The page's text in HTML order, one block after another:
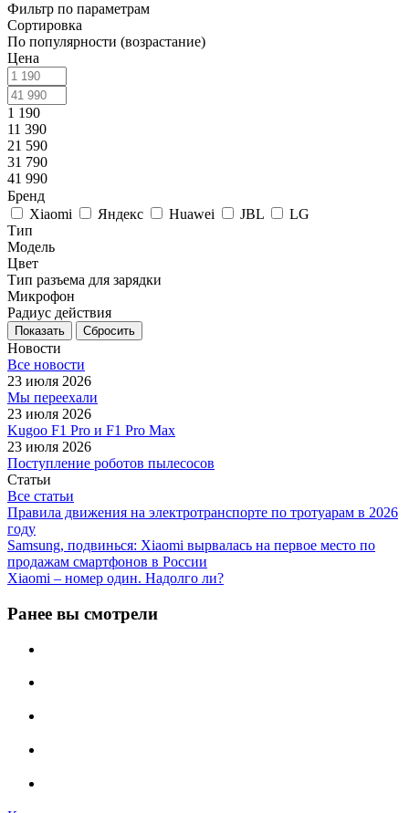
Фильтр по параметрам
Сортировка
По популярности (возрастание)
Цена
1 190
11 390
21 590
31 790
41 990
Бренд
Xiaomi
Яндекс Huawei JBL
LG
Тип
Модель
Цвет
Тип разъема для зарядки
Микрофон
Радиус действия
Сбросить
Новости
Все новости
23 июля 2026
Мы переехали
23 июля 2026
Kugoo F1 Pro и F1 Pro Max
23 июля 2026
Поступление роботов пылесосов
Статьи
Все статьи
Правила движения на электротранспорте по тротуарам в 2026
году
Samsung, подвинься: Xiaomi вырвалась на первое место по
продажам смартфонов в России
Xiaomi – номер один. Надолго ли?
Ранее вы смотрели